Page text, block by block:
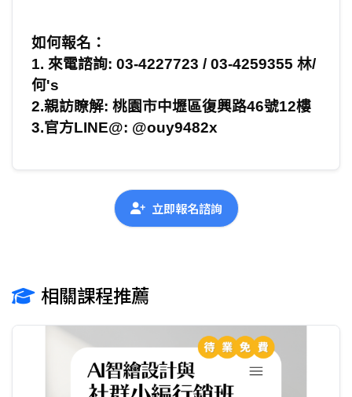
如何報名：
1. 來電諮詢: 03-4227723 / 03-4259355 林/
何's
2.親訪瞭解: 桃園市中壢區復興路46號12樓
3.官方LINE@: @ouy9482x
立即報名諮詢
相關課程推薦